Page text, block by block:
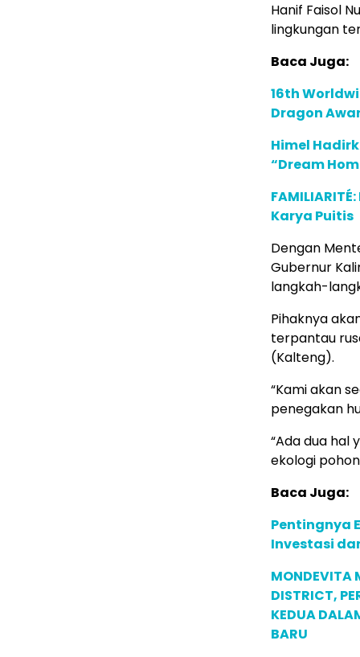
Hanif Faisol
lingkungan
Baca Juga:
16th
Dragon
Himel
“Dream
Karya Puitis
Dengan
Gubernur
langkah-
Pihaknya
terpantau
(Kalteng).
“Kami akan
penegakan
“Ada dua hal
ekologi
Baca Juga:
Pentingnya
Investasi
MONDEVITA
DISTRICT,
KEDUA
BARU